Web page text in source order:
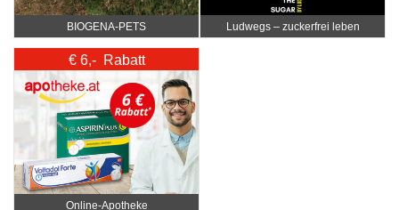
BIOGENA-PETS Ludwegs – zuckerfrei leben
€ 6,- Rabatt
Online‑Apotheke